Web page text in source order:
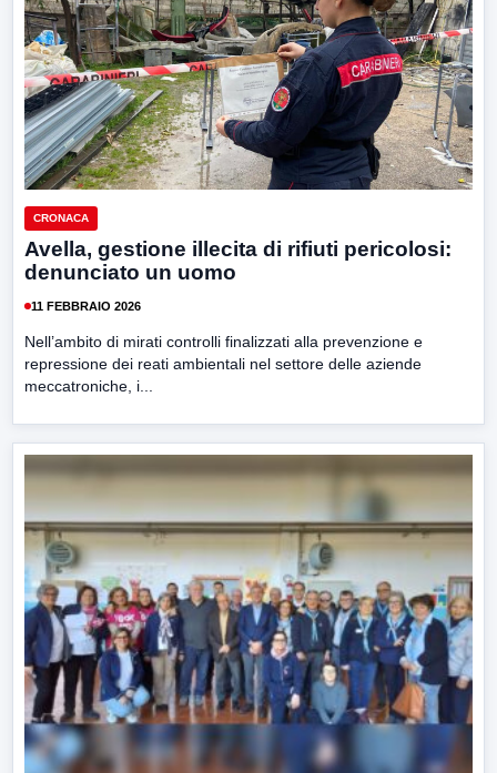
CRONACA
Avella, gestione illecita di rifiuti pericolosi:
denunciato un uomo
11 FEBBRAIO 2026
Nell’ambito di mirati controlli finalizzati alla prevenzione e
repressione dei reati ambientali nel settore delle aziende
meccatroniche, i...